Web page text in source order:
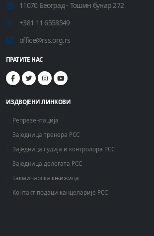
11070 Београд - Тошин бунар 272
+381 11 6558549
office@rss.org.rs
ПРАТИТЕ НАС
ИЗДВОЈЕНИ ЛИНКОВИ
Репрезентација
Заједница тренера РСС
Заједница судија и контролора РСС
Заједница делегата РСС
Такмичарска књижица
Контакт подаци канцеларије РСС